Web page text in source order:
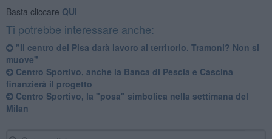
Basta cliccare QUI
Ti potrebbe interessare anche:
"Il centro del Pisa darà lavoro al territorio. Tramoni? Non si
muove"
Centro Sportivo, anche la Banca di Pescia e Cascina
finanzierà il progetto
Centro Sportivo, la "posa" simbolica nella settimana del
Milan